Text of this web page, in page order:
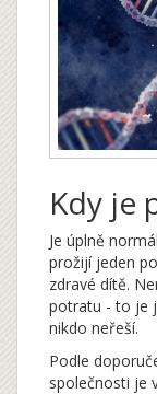
Kdy je
Je úplně
prožijí jeden
zdravé dítě.
potratu - to je
nikdo neřeší.
Podle
společnosti je